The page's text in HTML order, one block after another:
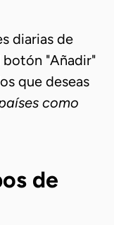
diarias de
"Añadir"
que deseas
como
de